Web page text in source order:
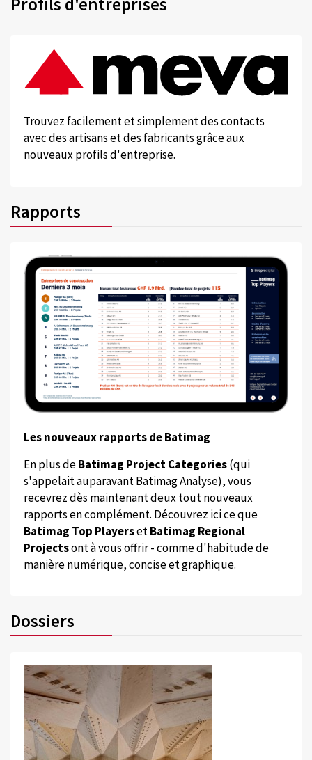
Trouvez facilement et simplement des contacts
avec des artisans et des fabricants grâce aux
nouveaux profils d'entreprise.
Rapports
Les nouveaux rapports de Batimag
En plus deBatimag Project Categories(qui
s'appelait auparavant Batimag Analyse), vous
recevrez dès maintenant deux tout nouveaux
rapports en complément. Découvrez ici ce que
Batimag Top PlayersetBatimag Regional
Projectsont à vous offrir - comme d'habitude de
manière numérique, concise et graphique.
Dossiers